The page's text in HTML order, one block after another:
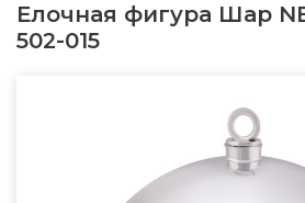
Елочная фигура Шар
502-015